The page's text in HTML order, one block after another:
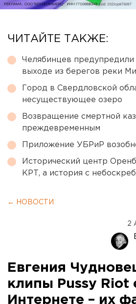
ЧИТАЙТЕ ТАКЖЕ:
Челябинцев
выходе из берегов реки
Город в Свердловской
несуществующее озеро
Возвращение смертной
преждевременным
Приложение УБРиР
Исторический центр
КРТ, а история с
← НОВОСТИ
2
Евгения
клипы Pussy Riot
Интернете – их